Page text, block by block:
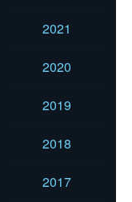
2021
2020
2019
2018
2017